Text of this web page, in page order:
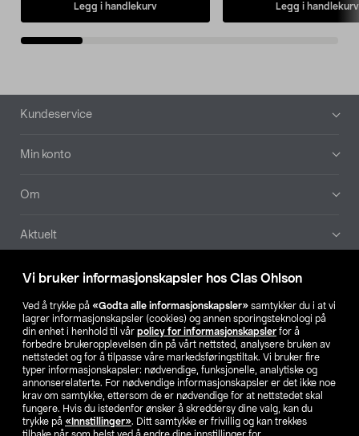
Vi bruker informasjonskapsler hos Clas Ohlson
Ved å trykke på «Godta alle informasjonskapsler» samtykker du i at vi
lagrer informasjonskapsler (cookies) og annen sporingsteknologi på
din enhet i henhold til vår policy for informasjonskapsler for å
forbedre brukeropplevelsen din på vårt nettsted, analysere bruken av
nettstedet og for å tilpasse våre markedsføringstiltak. Vi bruker fire
typer informasjonskapsler: nødvendige, funksjonelle, analytiske og
annonserelaterte. For nødvendige informasjonskapsler er det ikke noe
krav om samtykke, ettersom de er nødvendige for at nettstedet skal
fungere. Hvis du istedenfor ønsker å skreddersy dine valg, kan du
trykke på «Innstillinger». Ditt samtykke er frivillig og kan trekkes
Legg i handlekurv Legg i handlekurv
Bunntekst
Kundeservice
Min konto
Om
Aktuelt
Våre selskaper
Finn din butikk
SE NO FI